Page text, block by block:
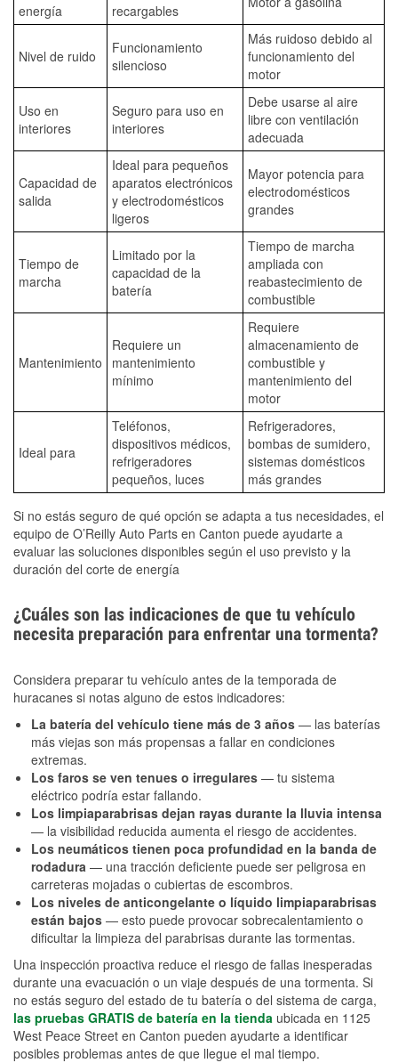
energía
recargables
Nivel de ruido
Funcionamiento
silencioso
Más ruidoso debido al
funcionamiento del
motor
Uso en
interiores
Seguro para uso en
interiores
Debe usarse al aire
libre con ventilación
adecuada
Capacidad de
salida
Ideal para pequeños
aparatos electrónicos
y electrodomésticos
ligeros
Mayor potencia para
electrodomésticos
grandes
Tiempo de
marcha
Limitado por la
capacidad de la
batería
Tiempo de marcha
ampliada con
reabastecimiento de
combustible
Mantenimiento
Requiere un
mantenimiento
mínimo
Requiere
almacenamiento de
combustible y
mantenimiento del
motor
Ideal para
Teléfonos,
dispositivos médicos,
refrigeradores
pequeños, luces
Refrigeradores,
bombas de sumidero,
sistemas domésticos
más grandes
Si no estás seguro de qué opción se adapta a tus necesidades, el
equipo de O’Reilly Auto Parts en Canton puede ayudarte a
evaluar las soluciones disponibles según el uso previsto y la
duración del corte de energía
¿Cuáles son las indicaciones de que tu vehículo
necesita preparación para enfrentar una tormenta?
Considera preparar tu vehículo antes de la temporada de
huracanes si notas alguno de estos indicadores:
La batería del vehículo tiene más de 3 años — las baterías
más viejas son más propensas a fallar en condiciones
extremas.
Los faros se ven tenues o irregulares — tu sistema
eléctrico podría estar fallando.
Los limpiaparabrisas dejan rayas durante la lluvia intensa
— la visibilidad reducida aumenta el riesgo de accidentes.
Los neumáticos tienen poca profundidad en la banda de
rodadura — una tracción deficiente puede ser peligrosa en
carreteras mojadas o cubiertas de escombros.
Los niveles de anticongelante o líquido limpiaparabrisas
están bajos — esto puede provocar sobrecalentamiento o
dificultar la limpieza del parabrisas durante las tormentas.
Una inspección proactiva reduce el riesgo de fallas inesperadas
durante una evacuación o un viaje después de una tormenta. Si
no estás seguro del estado de tu batería o del sistema de carga,
las pruebas GRATIS de batería en la tienda ubicada en 1125
West Peace Street en Canton pueden ayudarte a identificar
posibles problemas antes de que llegue el mal tiempo.